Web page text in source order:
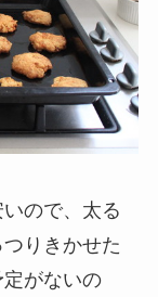
ので、太る
りきかせた
がないの